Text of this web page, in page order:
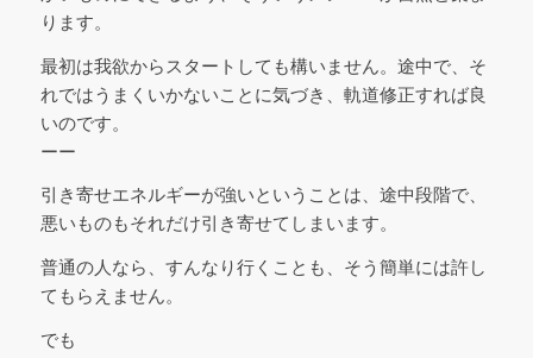
ります。
最初は我欲からスタートしても構いません。途中で、そ
れではうまくいかないことに気づき、軌道修正すれば良
いのです。
ーー
引き寄せエネルギーが強いということは、途中段階で、
悪いものもそれだけ引き寄せてしまいます。
普通の人なら、すんなり行くことも、そう簡単には許し
てもらえません。
でも